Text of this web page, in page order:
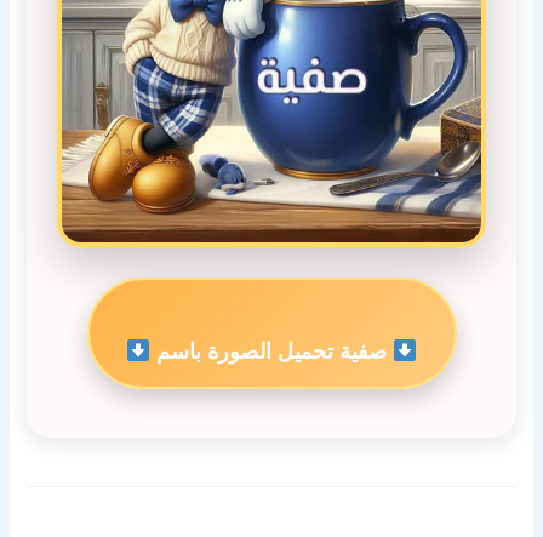
صفية تحميل الصورة باسم